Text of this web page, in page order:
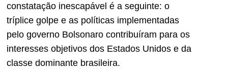
constatação inescapável é a seguinte: o
tríplice golpe e as políticas implementadas
pelo governo Bolsonaro contribuíram para os
interesses objetivos dos Estados Unidos e da
classe dominante brasileira.